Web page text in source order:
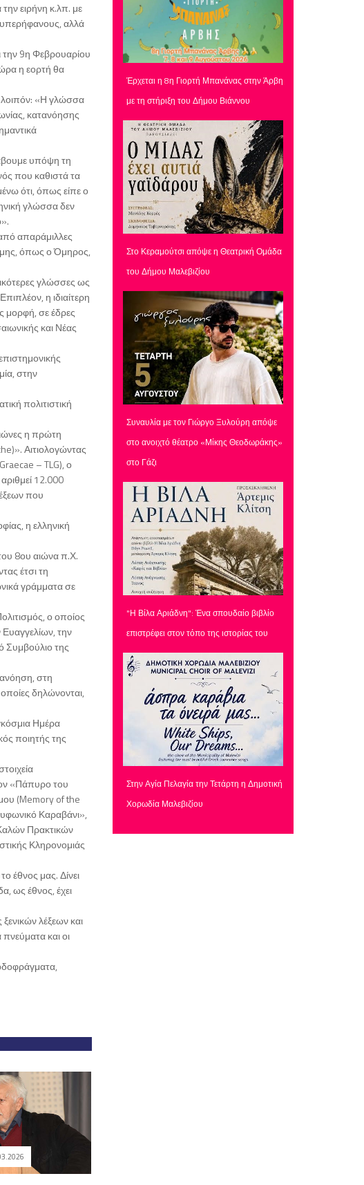
ειρήνη κ.λπ. με
αλλά
την 9η Φεβρουαρίου
η εορτή θα
λοιπόν: «Η γλώσσα
κατανόησης
υπόψη τη
που καθιστά τα
ότι, όπως είπε ο
γλώσσα δεν
απαράμιλλες
όπως ο Όμηρος,
γλώσσες ως
η ιδιαίτερη
μορφή, σε έδρες
και Νέας
στην
πολιτιστική
η πρώτη
Αιτιολογώντας
– TLG), ο
12.000
που
η ελληνική
8ου αιώνα π.Χ.
έτσι τη
γράμματα σε
ο οποίος
την
Συμβούλιο της
στη
δηλώνονται,
Ημέρα
ποιητής της
«Πάπυρο του
(Memory of the
Καραβάνι»,
Πρακτικών
Κληρονομιάς
έθνος μας. Δίνει
ως έθνος, έχει
λέξεων και
και οι
Έρχεται η 8η Γιορτή Μπανάνας στην Άρβη
με τη στήριξη του Δήμου Βιάννου
Στο Κεραμούτσι απόψε η Θεατρική Ομάδα
του Δήμου Μαλεβιζίου
Συναυλία με τον Γιώργο Ξυλούρη απόψε
στο ανοιχτό θέατρο «Μίκης Θεοδωράκης»
στο Γάζι
"Η Βίλα Αριάδνη": Ένα σπουδαίο βιβλίο
επιστρέφει στον τόπο της ιστορίας του
Στην Αγία Πελαγία την Τετάρτη η Δημοτική
Χορωδία Μαλεβιζίου